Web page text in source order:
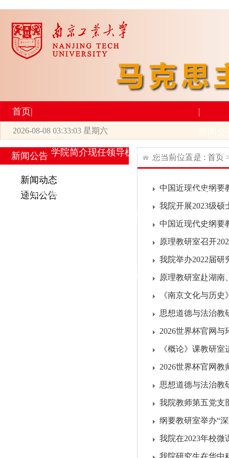
首页|
2026世界杯官网
学院简介现任领导机构设置师资力量
|
研究生培养
学生活动
学术科研
工会活动
2026-08-08 03:33:03 星期六
新闻公告
新闻动态
通知公告
您当前位置是 : 首页
中国近现代史纲要
我院开展2023级硕
中国近现代史纲要
原理教研室召开
我院举办2022届研
原理教研室赴湖南
《南京文化与历
思想道德与法治教
2026世界杯官网
《概论》课教研
2026世界杯官网
思想道德与法治教
我院教师第五党支
纲要教研室举办“
我院在2023年校微
我院研究生在华中